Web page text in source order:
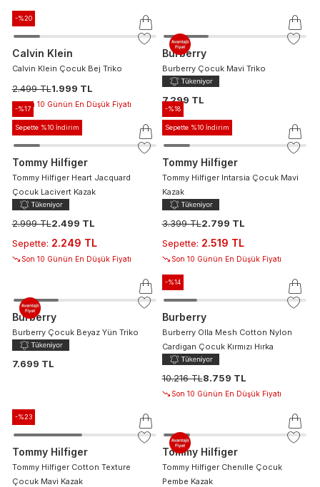
-%20
Calvin Klein
Calvin Klein Çocuk Bej Triko
2.499 TL1.999 TL
Son 10 Günün En Düşük Fiyatı
Burberry
Burberry Çocuk Mavi Triko
7.299 TL
-%17
Sepette %10 İndirim
Tommy Hilfiger
Tommy Hilfiger Heart Jacquard
Çocuk Lacivert Kazak
2.999 TL2.499 TL
Sepette: 2.249 TL
Son 10 Günün En Düşük Fiyatı
-%18
Sepette %10 İndirim
Tommy Hilfiger
Tommy Hilfiger Intarsia Çocuk Mavi
Kazak
3.399 TL2.799 TL
Sepette: 2.519 TL
Son 10 Günün En Düşük Fiyatı
Burberry
Burberry Çocuk Beyaz Yün Triko
7.699 TL
-%14
Burberry
Burberry Olla Mesh Cotton Nylon
Cardigan Çocuk Kırmızı Hırka
10.216 TL8.759 TL
Son 10 Günün En Düşük Fiyatı
-%23
Tommy Hilfiger
Tommy Hilfiger Cotton Texture
Çocuk Mavi Kazak
Tommy Hilfiger
Tommy Hilfiger Chenılle Çocuk
Pembe Kazak